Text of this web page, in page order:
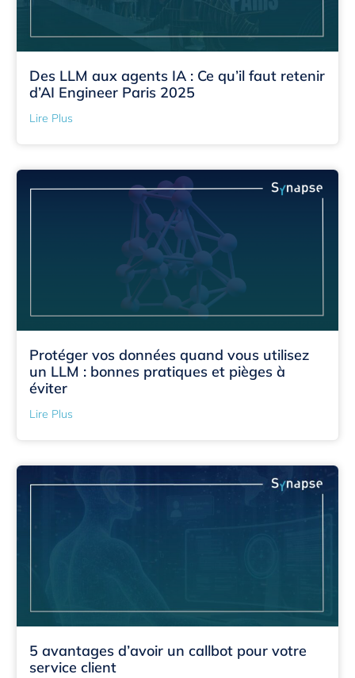
Des LLM aux agents IA : Ce qu’il faut retenir
d’AI Engineer Paris 2025
Lire Plus
Protéger vos données quand vous utilisez
un LLM : bonnes pratiques et pièges à
éviter
Lire Plus
5 avantages d’avoir un callbot pour votre
service client